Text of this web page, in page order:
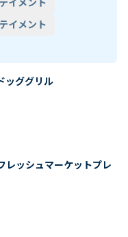
イメント
ッググリル
レッシュマーケットプレ